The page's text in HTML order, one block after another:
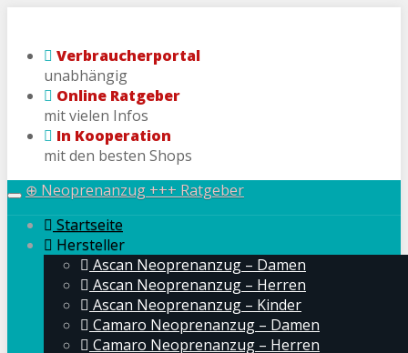
main
content
Verbraucherportal
unabhängig
Online Ratgeber
mit vielen Infos
In Kooperation
mit den besten Shops
Toggle
navigation
⊕ Neoprenanzug +++ Ratgeber
Startseite
Hersteller
Ascan Neoprenanzug – Damen
Ascan Neoprenanzug – Herren
Ascan Neoprenanzug – Kinder
Camaro Neoprenanzug – Damen
Camaro Neoprenanzug – Herren